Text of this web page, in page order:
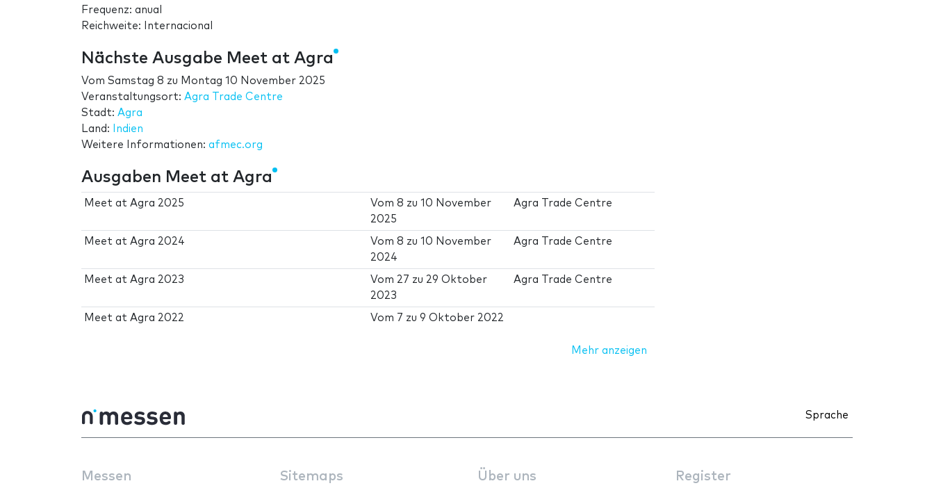
Frequenz: anual
Reichweite: Internacional
Nächste Ausgabe Meet at Agra
Vom Samstag 8 zu Montag 10 November 2025
Veranstaltungsort: Agra Trade Centre
Stadt: Agra
Land:
Indien
Weitere Informationen: afmec.org
Ausgaben Meet at Agra
Meet at Agra 2025 Vom8 zu10 November
2025
Agra Trade Centre
Meet at Agra 2024 Vom8 zu10 November
2024
Agra Trade Centre
Meet at Agra 2023 Vom 27 zu 29 Oktober
2023
Agra Trade Centre
Meet at Agra 2022 Vom 7 zu9 Oktober 2022
Mehr anzeigen
Sprache
Messen Sitemaps Über uns Register